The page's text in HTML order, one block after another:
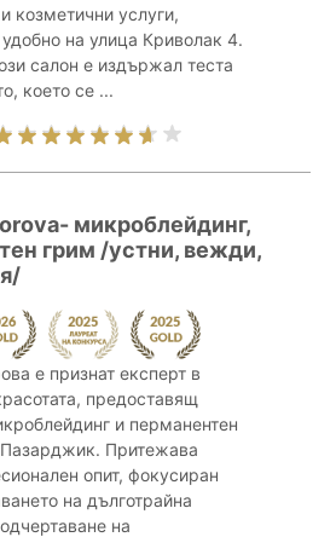
козметични услуги,
на улица Криволак 4.
салон е издържал теста
което се ...
микроблейдинг,
грим /устни, вежди,
е признат експерт в
предоставящ
и перманентен
Притежава
опит, фокусиран
на дълготрайна
на